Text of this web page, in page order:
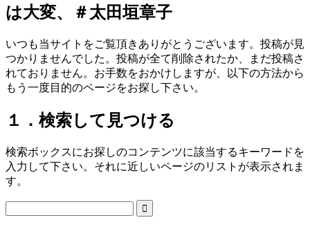
は大変、＃太田垣章子
いつも当サイトをご覧頂きありがとうございます。投稿が見
つかりませんでした。投稿が全て削除されたか、まだ投稿さ
れておりません。お手数をおかけしますが、以下の方法から
もう一度目的のページをお探し下さい。
１．検索して見つける
検索ボックスにお探しのコンテンツに該当するキーワードを
入力して下さい。それに近しいページのリストが表示されま
す。
